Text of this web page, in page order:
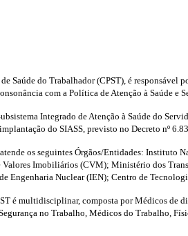
Saúde do Trabalhador (CPST), é responsável
com a Política de Atenção à Saúde e
Integrado de Atenção à Saúde do
do SIASS, previsto no Decreto nº
os seguintes Órgãos/Entidades:
Imobiliários (CVM); Ministério dos
Engenharia Nuclear (IEN); Centro de
é multidisciplinar, composta por Médicos de
no Trabalho, Médicos do Trabalho,